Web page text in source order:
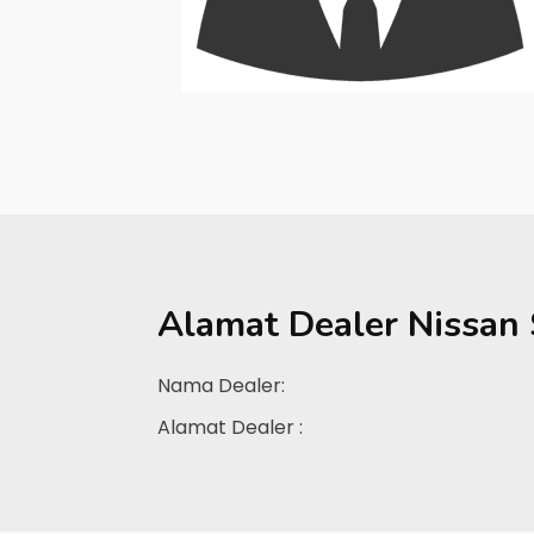
Alamat Dealer Nissan
Nama Dealer:
Alamat Dealer :